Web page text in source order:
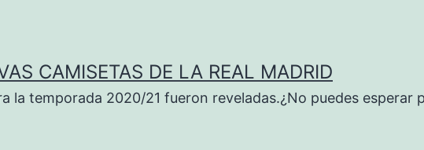
CAMISETAS DE LA REAL MADRID
la temporada 2020/21 fueron reveladas.¿No puedes esperar